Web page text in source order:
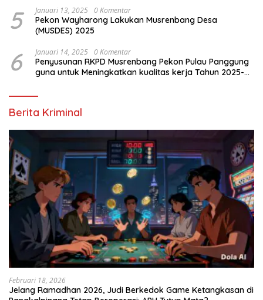
5 Januari 13, 2025 0 Komentar
Pekon Wayharong Lakukan Musrenbang Desa
(MUSDES) 2025
6 Januari 14, 2025 0 Komentar
Penyusunan RKPD Musrenbang Pekon Pulau Panggung
guna untuk Meningkatkan kualitas kerja Tahun 2025-
Berita Kriminal
Februari 18, 2026
Jelang Ramadhan 2026, Judi Berkedok Game Ketangkasan di